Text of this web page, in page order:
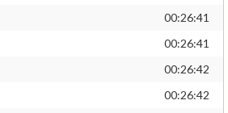
00:26:41
00:26:41
00:26:42
00:26:42